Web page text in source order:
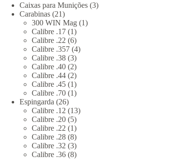
Caixas para Munições 33
Carabinas 2121
produtos
300 WIN Mag 11
Calibre .17 11
produto
Calibre .22 66
produtos
Calibre .357 44
Calibre .38 33
produtos
Calibre .40 22
produtos
Calibre .44 22
produtos
Calibre .45 11
produto
Calibre .70 11
Espingarda 2626
produtos
Calibre .12 1313
Calibre .20 55
produtos
Calibre .22 11
produto
Calibre .28 88
produtos
Calibre .32 33
produtos
Calibre .36 88